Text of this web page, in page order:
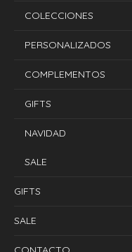
COLECCIONES
PERSONALIZADOS
COMPLEMENTOS
GIFTS
NAVIDAD
SALE
GIFTS
SALE